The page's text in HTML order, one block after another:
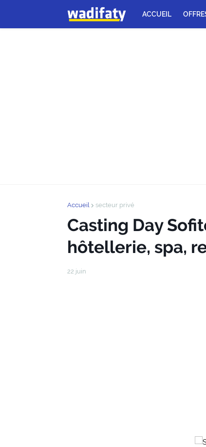
ACCUEIL
Accueil secteur privé
Casting Day
hôtellerie, spa,
22 juin